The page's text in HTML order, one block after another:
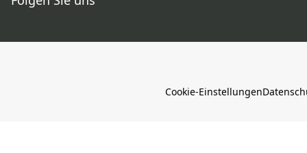
Cookie-Einstellungen